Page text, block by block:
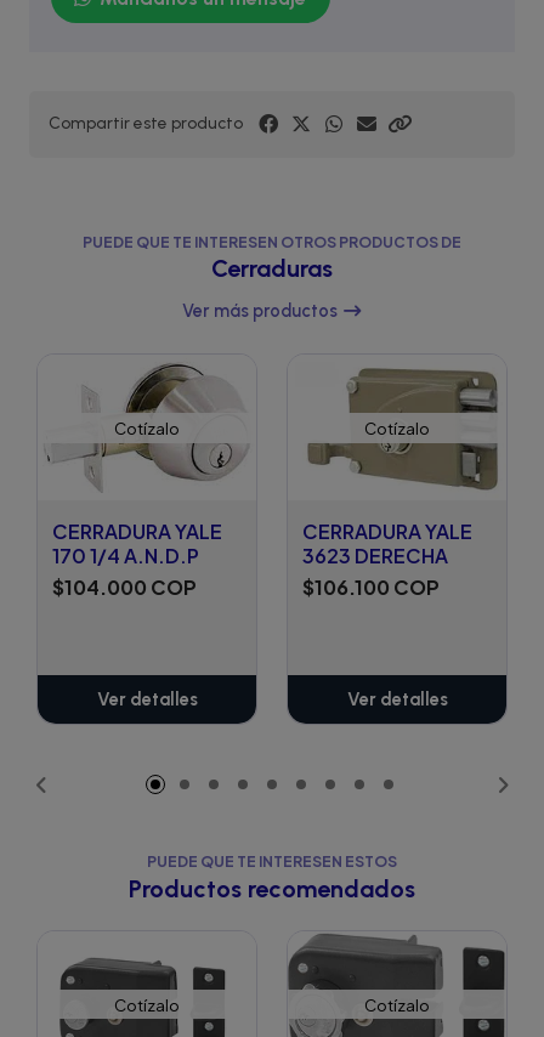
Compartir este producto
PUEDE QUE TE INTERESEN OTROS PRODUCTOS DE
Cerraduras
Ver más productos
Cotízalo
CERRADURA YALE
170 1/4 A.N.D.P
$104.000 COP
Ver detalles
Cotízalo
CERRADURA YALE
3623 DERECHA
$106.100 COP
Ver detalles
PUEDE QUE TE INTERESEN ESTOS
Productos recomendados
Cotízalo Cotízalo